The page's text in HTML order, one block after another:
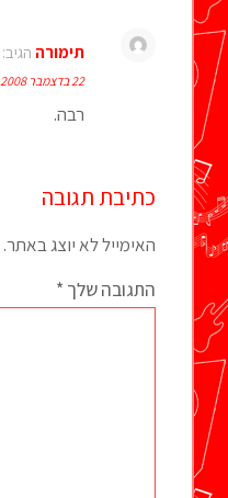
תימורה הגיב:
22 בדצמבר 2008 בשעה 14:56
רבה.
כתיבת תגובה
האימייל לא יוצג באתר.
התגובה שלך *